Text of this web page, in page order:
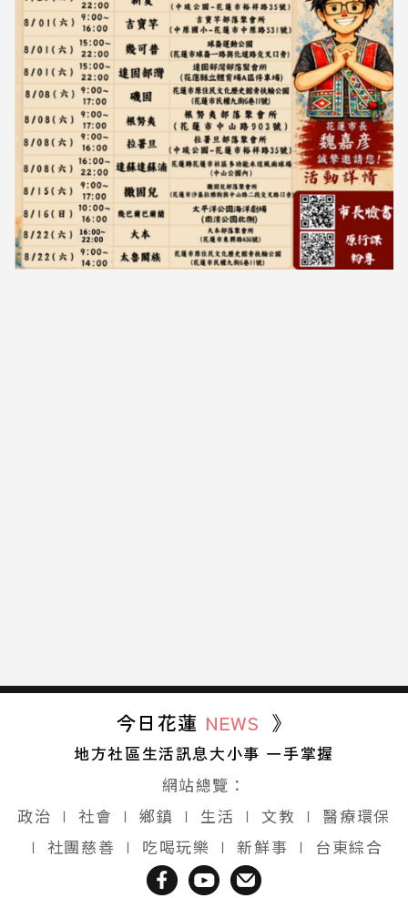
今日花蓮 NEWS 》
地方社區生活訊息大小事 一手掌握
網站總覽：
政治 ∣ 社會 ∣ 鄉鎮 ∣ 生活 ∣ 文教 ∣
醫療環保
∣ 社團慈善 ∣ 吃喝玩樂 ∣ 新鮮事 ∣ 台東綜合